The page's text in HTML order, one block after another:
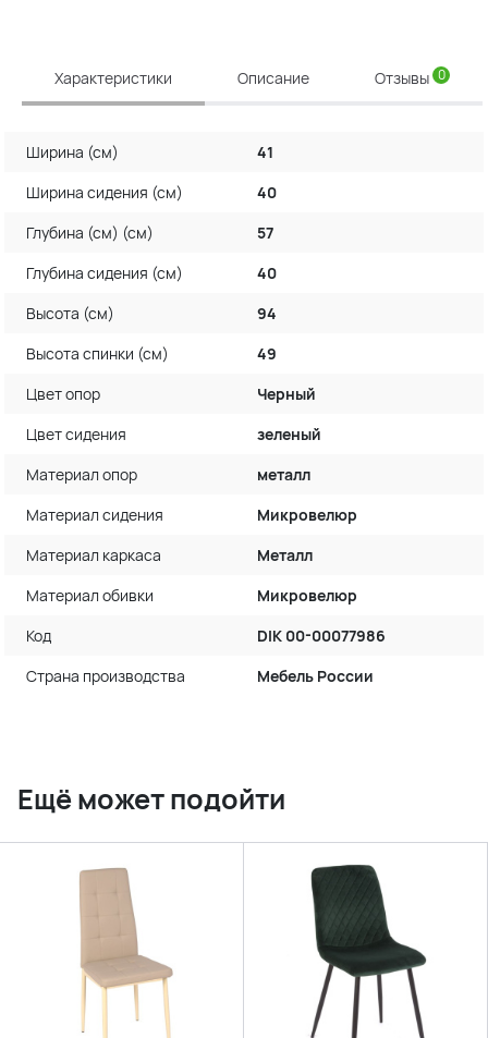
Характеристики Описание Отзывы 0
Ширина (см)
41
Ширина сидения (см)
40
Глубина (см) (см)
57
Глубина сидения (см)
40
Высота (см)
94
Высота спинки (см)
49
Цвет опор
Черный
Цвет сидения
зеленый
Материал опор
металл
Материал сидения
Микровелюр
Материал каркаса
Металл
Материал обивки
Микровелюр
Код
DIK 00-00077986
Страна производства
Мебель России
Ещё может подойти